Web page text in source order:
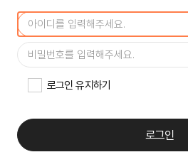
로그인 유지하기
로그인